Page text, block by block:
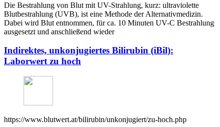
Die Bestrahlung von Blut mit UV-Strahlung, kurz: ultraviolette
Blutbestrahlung (UVB), ist eine Methode der Alternativmedizin.
Dabei wird Blut entnommen, für ca. 10 Minuten UV-C Bestrahlung
ausgesetzt und anschließend wieder
Indirektes, unkonjugiertes Bilirubin (iBil):
Laborwert zu hoch
https://www.blutwert.at/bilirubin/unkonjugiert/zu-hoch.php